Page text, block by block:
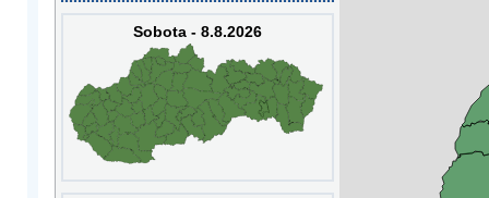
Sobota - 8.8.2026